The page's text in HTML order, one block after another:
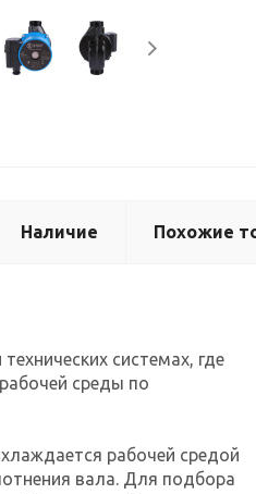
Наличие Похожие
системах, где
среды по
рабочей средой
вала. Для подбора